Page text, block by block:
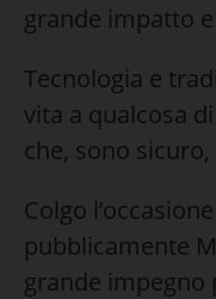
grande impatto
Tecnologia e
vita a qualcosa
che, sono
Colgo
pubblicamente
grande impegno